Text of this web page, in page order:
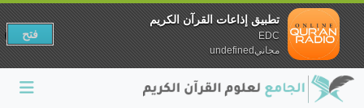
تطبيق إذاعات القرآن الكريم
EDC
مجانيundefined
فتح